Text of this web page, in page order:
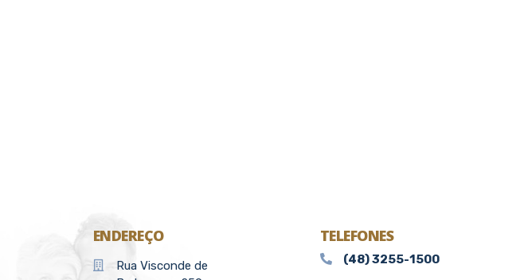
ENDEREÇO
Rua Visconde de
TELEFONES
(48) 3255-1500